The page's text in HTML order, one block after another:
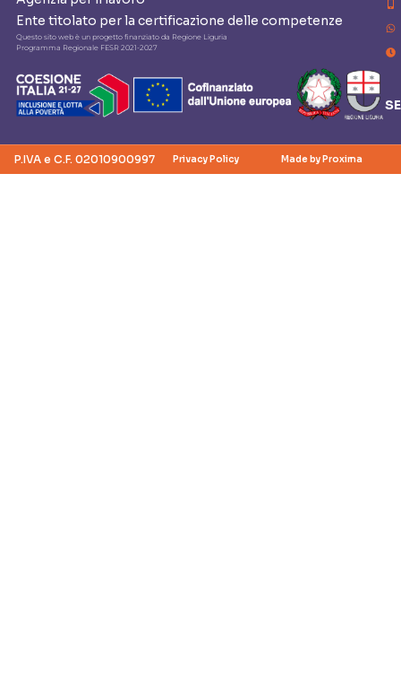
Ente titolato per la certificazione delle competenze
Questo sito web è un progetto finanziato da Regione Liguria
Programma Regionale FESR 2021-2027
P.IVA e C.F. 02010900997 Privacy Policy Made by Proxima